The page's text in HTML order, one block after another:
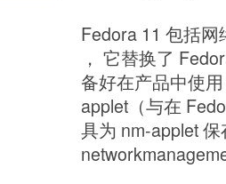
Fedora 11 包​括​
， 它​替​换​了
备​好​在​产​品​中​使​
applet（与​在
具​为 nm-applet